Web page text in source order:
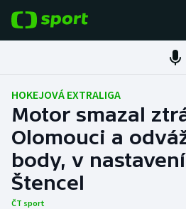
Fotbal
Hokej
Tenis
Atletika
HOKEJOVÁ EXTRALIGA
Motor smazal
Olomouci a
body, v
Štencel
ČT sport